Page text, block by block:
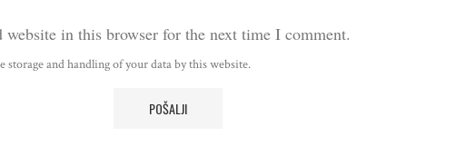
website in this browser for the next time I comment.
and handling of your data by this website.